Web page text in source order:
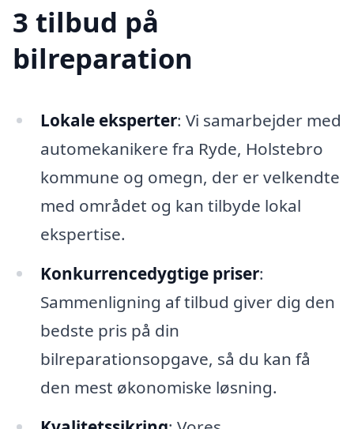
3 tilbud på
bilreparation
Lokale eksperter: Vi samarbejder med
automekanikere fra Ryde, Holstebro
kommune og omegn, der er velkendte
med området og kan tilbyde lokal
ekspertise.
Konkurrencedygtige priser:
Sammenligning af tilbud giver dig den
bedste pris på din
bilreparationsopgave, så du kan få
den mest økonomiske løsning.